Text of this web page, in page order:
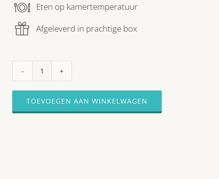
Eten op kamertemperatuur
Afgeleverd in prachtige box
PARTY-
BITES
(met
uitneembare
TOEVOEGEN AAN WINKELWAGEN